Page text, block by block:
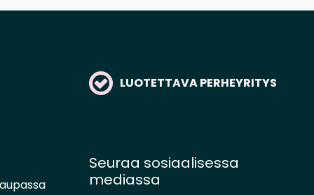
LUOTETTAVA PERHEYRITYS
Seuraa sosiaalisessa
mediassa